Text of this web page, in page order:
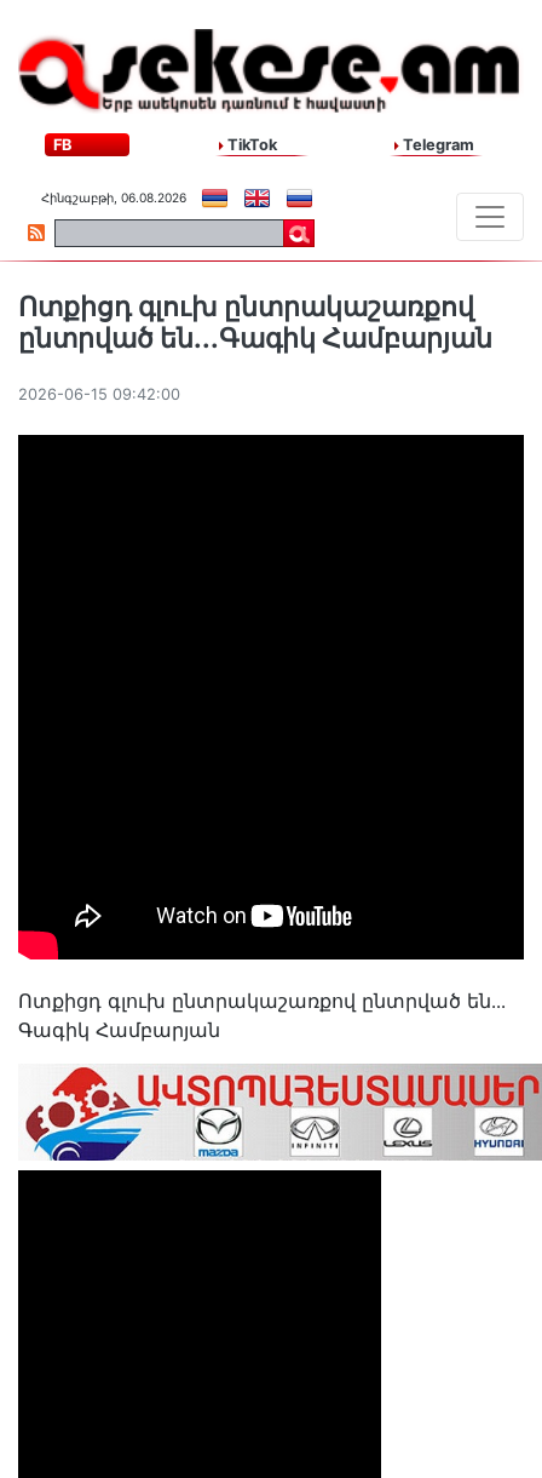
FB TikTok Telegram
Հինգշաբթի, 06.08.2026
Ոտքիցդ գլուխ ընտրակաշառքով
ընտրված են․․․Գագիկ Համբարյան
2026-06-15 09:42:00
Ոտքիցդ գլուխ ընտրակաշառքով ընտրված են․․․
Գագիկ Համբարյան